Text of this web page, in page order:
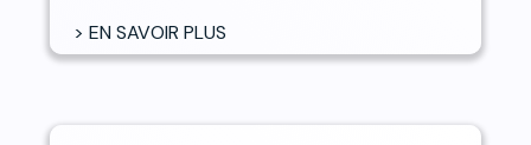
> EN SAVOIR PLUS